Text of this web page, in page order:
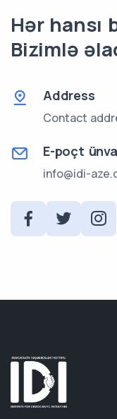
Hər hansı
Bizimlə
Address
Contact
E-poçt
info@idi-